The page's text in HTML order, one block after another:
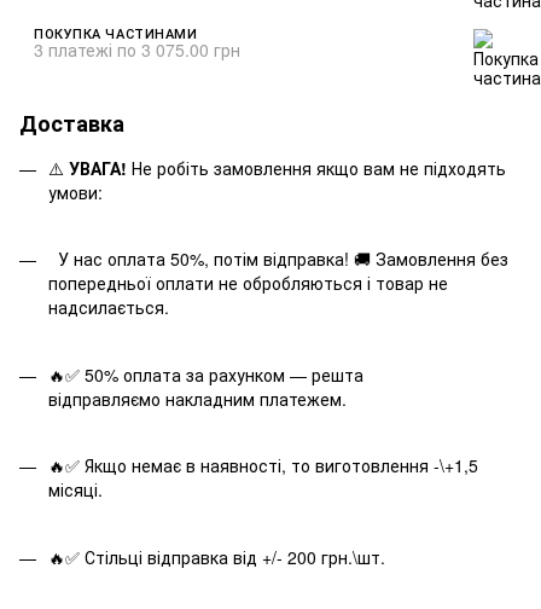
ПОКУПКА ЧАСТИНАМИ
3 платежі по 3 075.00 грн
Доставка
⚠️ УВАГА! Не робіть замовлення якщо вам не підходять
умови:
У нас оплата 50%, потім відправка! 🚚 Замовлення без
попередньої оплати не обробляються і товар не
надсилається.
🔥✅ 50% оплата за рахунком — решта
відправляємо накладним платежем.
🔥✅ Якщо немає в наявності, то виготовлення -\+1,5
місяці.
🔥✅ Стільці відправка від +/- 200 грн.\шт.